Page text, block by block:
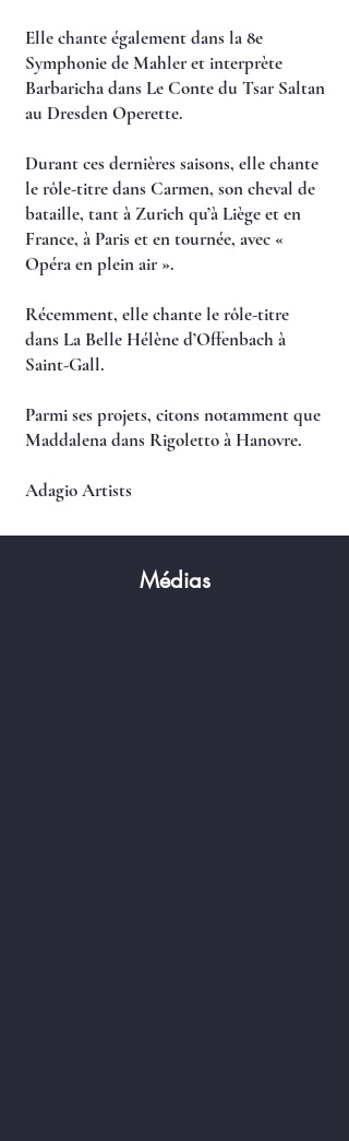
Elle chante également dans la 8e
Symphonie de Mahler et interprète
Barbaricha dans Le Conte du Tsar Saltan
au Dresden Operette.
Durant ces dernières saisons, elle chante
le rôle-titre dans Carmen, son cheval de
bataille, tant à Zurich qu’à Liège et en
France, à Paris et en tournée, avec «
Opéra en plein air ».
Récemment, elle chante le rôle-titre
dans La Belle Hélène d’Offenbach à
Saint-Gall.
Parmi ses projets, citons notamment que
Maddalena dans Rigoletto à Hanovre.
Adagio Artists
Médias